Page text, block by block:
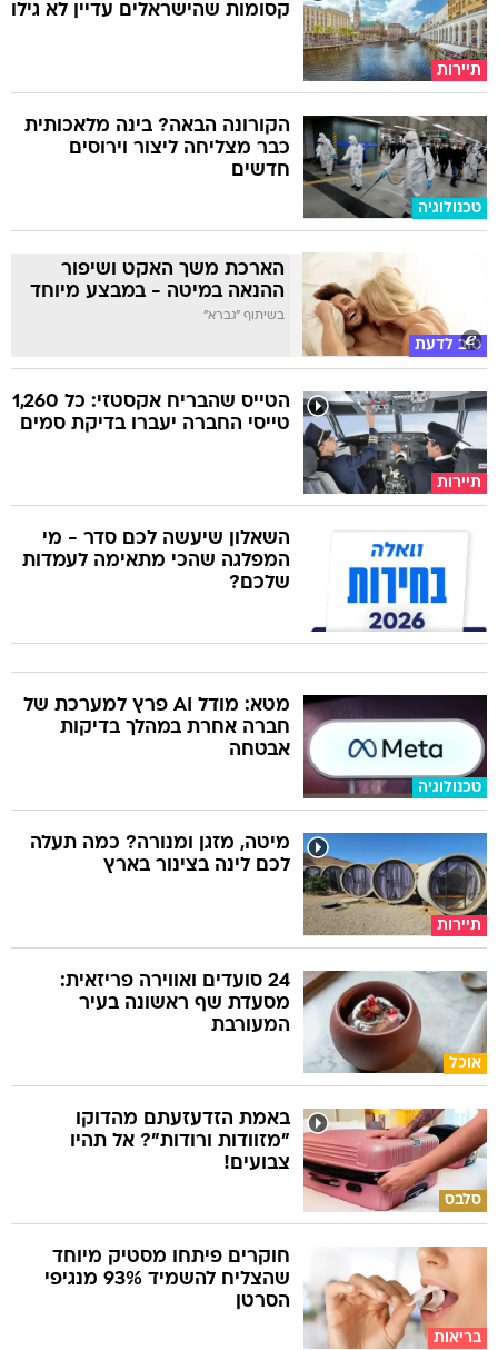
תיירות
קסומות שהישראלים עדיין לא גילו
טכנולוגיה
הקורונה הבאה? בינה מלאכותית
כבר מצליחה ליצור וירוסים
חדשים
טוב לדעת
הארכת משך האקט ושיפור
ההנאה במיטה - במבצע מיוחד
בשיתוף "גברא"
תיירות
הטייס שהבריח אקסטזי: כל 1,260
טייסי החברה יעברו בדיקת סמים
השאלון שיעשה לכם סדר - מי
המפלגה שהכי מתאימה לעמדות
שלכם?
טכנולוגיה
מטא: מודל AI פרץ למערכת של
חברה אחרת במהלך בדיקות
אבטחה
תיירות
מיטה, מזגן ומנורה? כמה תעלה
לכם לינה בצינור בארץ
אוכל
24 סועדים ואווירה פריזאית:
מסעדת שף ראשונה בעיר
המעורבת
סלבס
באמת הזדעזעתם מהדוקו
"מזוודות ורודות"? אל תהיו
צבועים!
בריאות
חוקרים פיתחו מסטיק מיוחד
שהצליח להשמיד 93% מנגיפי
הסרטן